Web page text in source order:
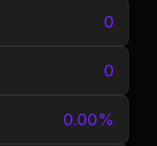
0
0
0.00%